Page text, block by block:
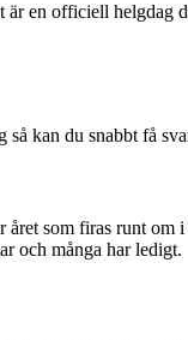
är en officiell helgdag
kan du snabbt få
som firas runt om
och många har ledigt.